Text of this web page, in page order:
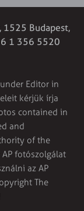
1525 Budapest,
1 356 5520
Editor in
kérjük írja
contained in
and
of the
AP fotószolgálat
az AP
The